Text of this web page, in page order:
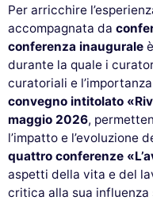
Per arricchire
accompagnata da
conferenza inaugurale
durante la quale i
curatoriali e
convegno intitolato
maggio 2026,
l’impatto e l’evoluzione
quattro conferenze
aspetti della vita e del
critica alla sua influenza